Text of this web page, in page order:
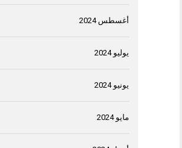
أغسطس 2024
يوليو 2024
يونيو 2024
مايو 2024